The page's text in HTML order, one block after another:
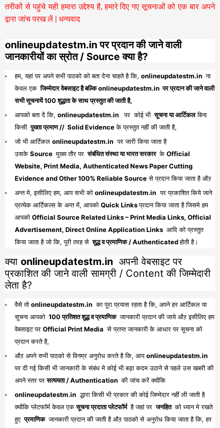
तरीकों से पहुंचे यही हमारा उद्देश्य है, हमारे दिए गए सूचनाओं को एक बार अपने
द्वारा जांच परख लें | धन्यवाद
onlineupdatestm.in पर प्रदान की जाने वाली
जानकारीयों का स्रोत / Source क्या है?
हम, यहां पर अपने सभी पाठको को बता देना चाहते है कि, onlineupdatestm.in ना
केवल एक जिम्मेदार वेबसाइट है बल्कि onlineupdatestm.in पर प्रदान की जाने वाली
सभी सूचनायें 100 शुद्धता के साथ प्रस्तुत की जाती है,
आपको बता दें कि, onlineupdatestm.in पर कोई भी सूचना या आर्टिकलबिना
किसी पुख्ता प्रमाण // Solid Evidenceके प्रस्तुत नहीं की जाती है,
जो भी आर्टिकल onlineupdatestm.in पर जारी किया जाता है
उसके Source मुख्य तौर पर संबंधित संस्था या भारत सरकार के Official
Website, Print Media, Authenticated News Paper Cutting
Evidence and Other 100% Reliable Sourceसे प्रदान किया जाता है औऱ
अन्त मे, इसीलिए हम, आप सभी को onlineupdatestm.in पर प्रकाशित किये जाने
प्रत्येक आर्टिकल्स के अन्त में, आपको Quick Linksप्रदान किया जाता है जिसमे हम
आपको Official Source Related Links – Print Media Links, Official
Advertisement, Direct Online Application Links आदि को प्रस्तुत
किया जाता है जो कि, पूरी तरह से शुद्ध व प्रमाणिक / Authenticatedहोती है।
क्या onlineupdatestm.in अपनी वेबसाइट पर
प्रकाशित की जाने वाली सामग्री / Content की जिम्मेदारी
लेता है?
वैसे तो onlineupdatestm.in का पूरा प्रयास रहता है कि, अपने हर आर्टिकल या
सूचना आपको 100 प्रतिशत शुद्ध व प्रमाणिक जानकारी प्रदान की जाये औऱ इसीलिए हम
वेबसाइट पर Official Print Media से प्राप्त जानकारी के आधार पर सूचना को
प्रदान करते है,
औऱ अपने सभी पाठको से विनम्र अनुरोध करते है कि, आपonlineupdatestm.in
पर दी गई किसी भी जानकारी के संबंध मे कोई भी बड़ा कदम उठाने से पहले उस खबरी की
अपने स्तर परसत्ययता / Authentication की जांच करें क्योंकि
onlineupdatestm.in द्धारा किसी भी प्रकार की कोई जिम्मेदार नहीं ली जाती है
क्योंकि प्लेटफॉर्म केवल एकसूचना प्रदाता प्लेटफॉर्म है जहां पर जनहित को ध्यान मे रखते
हुए प्रमाणिक जानकारी प्रदान की जाती है औऱ पाठको से अनुरोध किया जाता है कि, हर